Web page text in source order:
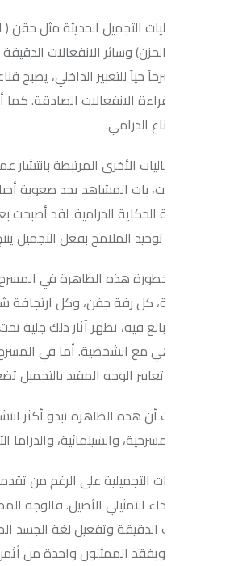
التجميل الحديثة مثل حقن ( البوتوكس،
وسائر الانفعالات الدقيقة التي
حياً للتعبير الداخلي، يصبح قناعاً
الانفعالات الصادقة. كما أن تثبيت
الأخرى المرتبطة بانتشار عمليات
بات المشاهد يجد صعوبة أحياناً في
الحكاية الدرامية. لقد أصبحت بعض
توحيد الملامح بفعل التجميل ينتج عنه
هذه الظاهرة في المسرح، والسينما،
كل رفة جفن، وكل ارتجافة شفاه، تصبح
فيه، تظهر آثار ذلك جلية تحت عدسة
مع الشخصية. أما في المسرح، اذ يعتمد
الوجه المقيد بالتجميل تضعف التأثير
أن هذه الظاهرة تبدو أكثر انتشاراً في
والسينمائية، والدراما التلفزيونية
التجميلية على الرغم من تقدمها الطبي
التمثيلي الأصيل. فالوجه المصطنع،
الدقيقة وتفعيل لغة الجسد الخلاقة.
الممثلون واحدة من أثمن أدواتهم